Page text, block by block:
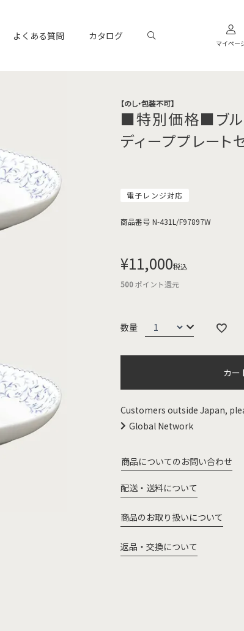
よくある質問 カタログ
マイペー
【のし・包装不可】
■特別価格■ブ
ディーププレート
電子レンジ対応
商品番号 N-431L/F97897W
¥11,000税込
500ポイント還元
カー
Customers outside Japan,
Global Network
商品についてのお問い合わせ
配送・送料について
商品のお取り扱いについて
返品・交換について